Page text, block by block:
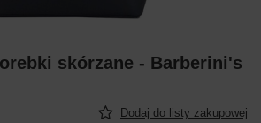
skórzane - Barberini's
Dodaj do listy zakupowej